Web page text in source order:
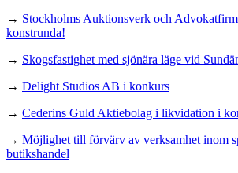
→ Stockholms Auktionsverk och
konstrunda!
→ Skogsfastighet med sjönära läge vid
→ Delight Studios AB i konkurs
→ Cederins Guld Aktiebolag i likvidation i
→ Möjlighet till förvärv av verksamhet inom
butikshandel